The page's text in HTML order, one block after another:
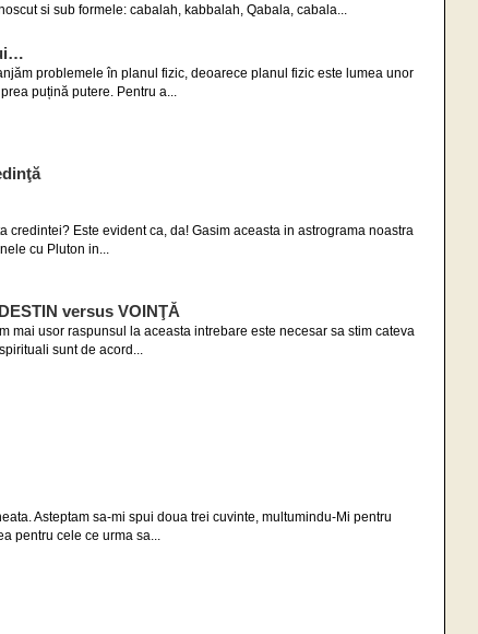
si sub formele: cabalah, kabbalah, Qabala, cabala...
problemele în planul fizic, deoarece planul fizic este lumea unor
puțină putere. Pentru a...
credintei? Este evident ca, da! Gasim aceasta in astrograma noastra
cu Pluton in...
versus VOINŢĂ
mai usor raspunsul la aceasta intrebare este necesar sa stim cateva
sunt de acord...
Asteptam sa-mi spui doua trei cuvinte, multumindu-Mi pentru
pentru cele ce urma sa...